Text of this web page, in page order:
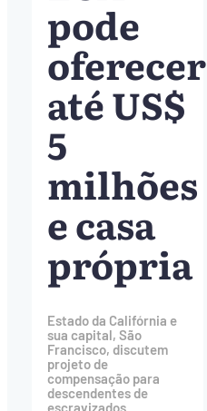
pode
oferecer
até US$
5
milhões
e casa
própria
Estado da Califórnia e
sua capital, São
Francisco, discutem
projeto de
compensação para
descendentes de
escravizados